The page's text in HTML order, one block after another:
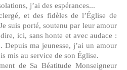
j’ai des espérances...
et des fidèles de l’Église de
suis porté, soutenu par leur amour
ici, sans honte et avec audace :
Depuis ma jeunesse, j’ai un amour
mis au service de son Église.
de Sa Béatitude Monseigneur